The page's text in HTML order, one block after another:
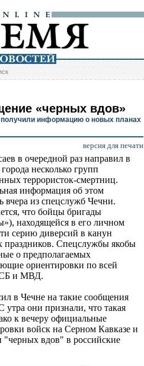
«черных вдов»
информацию о новых планах
версия для печати
в очередной раз направил в
несколько групп
террористок-смертниц.
информация об этом
вчера из спецслужб Чечни.
что бойцы бригады
находящейся в его личном
серию диверсий в канун
праздников. Спецслужбы якобы
о предполагаемых
ориентировки по всей
и МВД.
в Чечне на такие сообщения
утра они признали, что такая
к вечеру официальные
войск на Серном Кавказе и
вдов" в российские